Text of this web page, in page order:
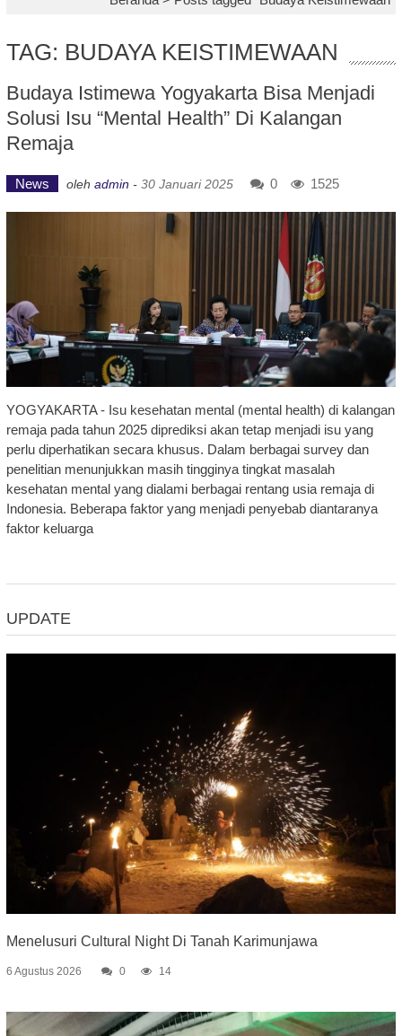
TAG: BUDAYA KEISTIMEWAAN
Budaya Istimewa Yogyakarta Bisa Menjadi
Solusi Isu “Mental Health” Di Kalangan
Remaja
News oleh admin - 30 Januari 2025 0 1525
YOGYAKARTA - Isu kesehatan mental (mental health) di kalangan
remaja pada tahun 2025 diprediksi akan tetap menjadi isu yang
perlu diperhatikan secara khusus. Dalam berbagai survey dan
penelitian menunjukkan masih tingginya tingkat masalah
kesehatan mental yang dialami berbagai rentang usia remaja di
Indonesia. Beberapa faktor yang menjadi penyebab diantaranya
faktor keluarga
UPDATE
Menelusuri Cultural Night Di Tanah Karimunjawa
6 Agustus 2026 0 14